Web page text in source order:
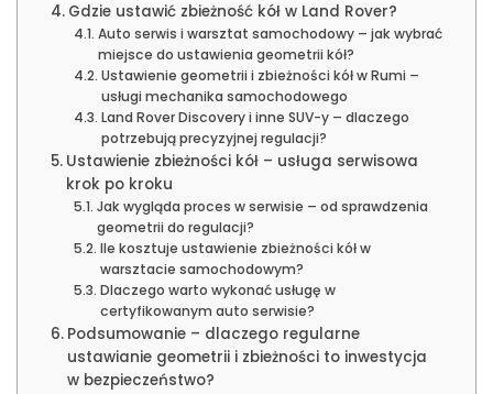
Gdzie ustawić zbieżność kół w Land Rover?
Auto serwis i warsztat samochodowy – jak wybrać
miejsce do ustawienia geometrii kół?
Ustawienie geometrii i zbieżności kół w Rumi –
usługi mechanika samochodowego
Land Rover Discovery i inne SUV-y – dlaczego
potrzebują precyzyjnej regulacji?
Ustawienie zbieżności kół – usługa serwisowa
krok po kroku
Jak wygląda proces w serwisie – od sprawdzenia
geometrii do regulacji?
Ile kosztuje ustawienie zbieżności kół w
warsztacie samochodowym?
Dlaczego warto wykonać usługę w
certyfikowanym auto serwisie?
Podsumowanie – dlaczego regularne
ustawianie geometrii i zbieżności to inwestycja
w bezpieczeństwo?